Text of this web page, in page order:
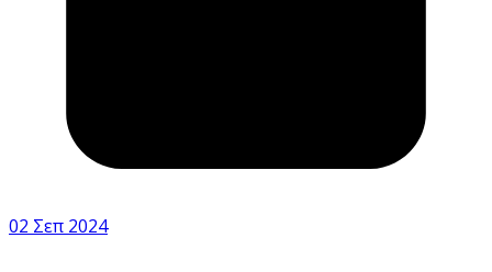
02 Σεπ 2024